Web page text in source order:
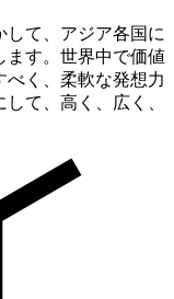
て、アジア各国に
ます。世界中で価値
べく、柔軟な発想力
て、高く、広く、